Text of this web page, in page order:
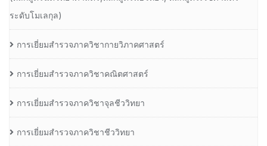
ระดับโมเลกุล)
การเยี่ยมสำรวจภาควิชากายวิภาคศาสตร์
การเยี่ยมสำรวจภาควิชาคณิตศาสตร์
การเยี่ยมสำรวจภาควิชาจุลชีววิทยา
การเยี่ยมสำรวจภาควิชาชีววิทยา